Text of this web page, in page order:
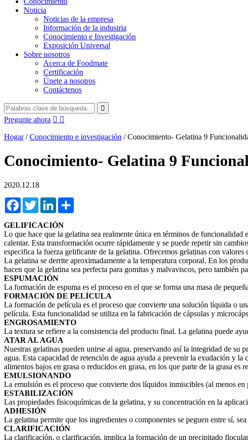
Noticia
Noticias de la empresa
Información de la industria
Conocimiento e Investigación
Exposición Universal
Sobre nosotros
Acerca de Foodmate
Certificación
Únete a nosotros
Contáctenos
Pregunte ahora  
Hogar/Conocimiento e investigación /Conocimiento- Gelatina 9
Conocimiento- Gelatina 9
2020.12.18
FacebookTwitterLinkedIn
GELIFICACIÓN
Lo que hace que la gelatina sea realmente única en términos de
calentar. Esta transformación ocurre rápidamente y se puede repetir sin
especifica la fuerza gelificante de la gelatina. Ofrecemos gelatinas con valores
La gelatina se derrite aproximadamente a la temperatura corporal. En los
hacen que la gelatina sea perfecta para gomitas y malvaviscos, pero también
ESPUMACIÓN
La formación de espuma es el proceso en el que se forma una masa de
FORMACIÓN DE PELÍCULA
La formación de película es el proceso que convierte una solución líquida o
película. Esta funcionalidad se utiliza en la fabricación de cápsulas y
ENGROSAMIENTO
La textura se refiere a la consistencia del producto final. La gelatina puede
ATAR AL AGUA
Nuestras gelatinas pueden unirse al agua, preservando así la integridad de su
agua. Esta capacidad de retención de agua ayuda a prevenir la exudación y
alimentos bajos en grasa o reducidos en grasa, en los que parte de la grasa es
EMULSIONANDO
La emulsión es el proceso que convierte dos líquidos inmiscibles (al menos
ESTABILIZACIÓN
Las propiedades fisicoquímicas de la gelatina, y su concentración en la
ADHESIÓN
La gelatina permite que los ingredientes o componentes se peguen entre sí,
CLARIFICACIÓN
La clarificación, o clarificación, implica la formación de un precipitado flocular